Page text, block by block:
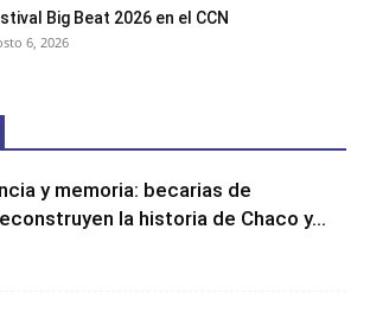
Big Beat 2026 en el CCN
6, 2026
y memoria: becarias de
la historia de Chaco y...